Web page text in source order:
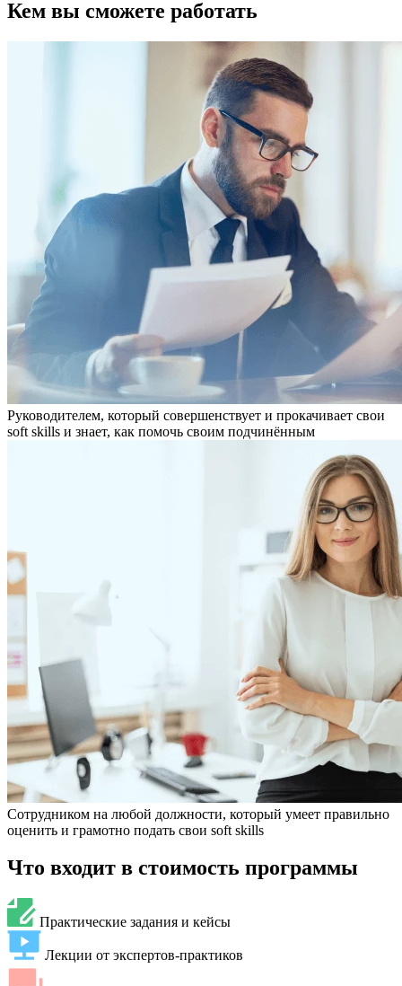
Кем вы сможете работать
Руководителем, который совершенствует и прокачивает свои
soft skills и знает, как помочь своим подчинённым
Сотрудником на любой должности, который умеет правильно
оценить и грамотно подать свои soft skills
Что входит в стоимость программы
Практические задания и кейсы
Лекции от экспертов-практиков